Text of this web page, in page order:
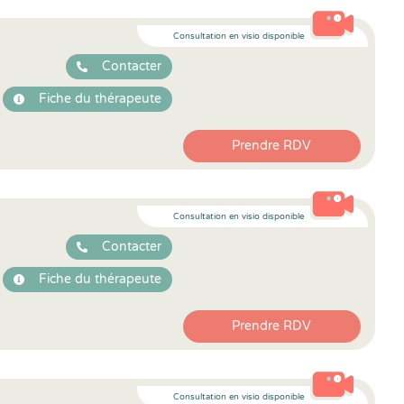
Consultation en visio disponible
Contacter
Fiche du thérapeute
Prendre RDV
Consultation en visio disponible
Contacter
Fiche du thérapeute
Prendre RDV
Consultation en visio disponible